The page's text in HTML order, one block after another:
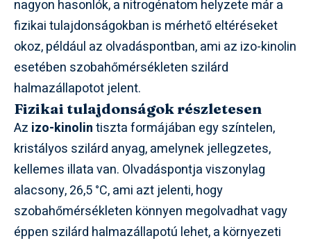
nagyon hasonlók, a nitrogénatom helyzete már a
fizikai tulajdonságokban is mérhető eltéréseket
okoz, például az olvadáspontban, ami az izo-kinolin
esetében szobahőmérsékleten szilárd
halmazállapotot jelent.
Fizikai tulajdonságok részletesen
Az izo-kinolintiszta formájában egy színtelen,
kristályos szilárd anyag, amelynek jellegzetes,
kellemes illata van. Olvadáspontja viszonylag
alacsony, 26,5 °C, ami azt jelenti, hogy
szobahőmérsékleten könnyen megolvadhat vagy
éppen szilárd halmazállapotú lehet, a környezeti